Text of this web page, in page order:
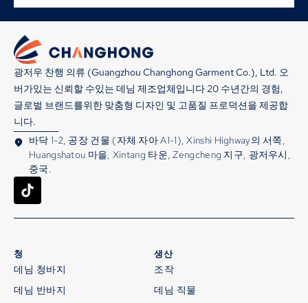
광저우 찬행 의류 (Guangzhou Changhong Garment Co.), Ltd. 오
버가있는 신뢰할 수있는 데님 제조업체입니다 20 수년간의 경험,
글로벌 브랜드를위한 맞춤형 디자인 및 고품질 프로덕션을 제공합
니다.
바닥 1-2, 공장 건물 (자체 자아 A1-1), Xinshi Highway의 서쪽,
Huangshatou 마을, Xintang 타운, Zengcheng 지구, 광저우시,
중국.
청
데님 청바지
데님 반바지
생산
조작
데님 직물